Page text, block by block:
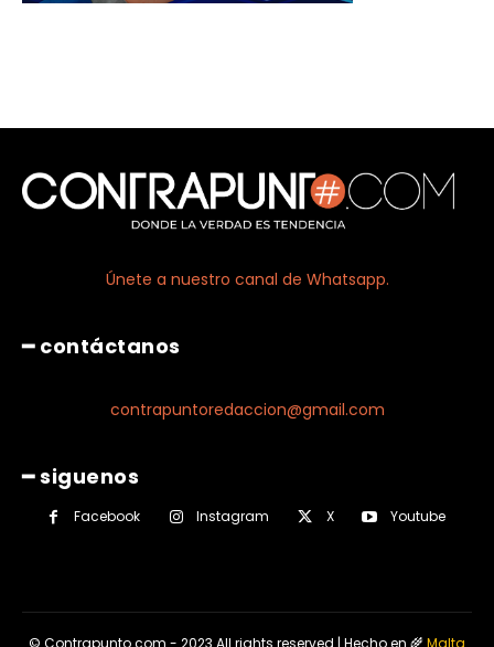
Únete a nuestro canal de Whatsapp.
━ contáctanos
contrapuntoredaccion@gmail.com
━ siguenos
Facebook Instagram X Youtube
© Contrapunto.com - 2023 All rights reserved | Hecho en 🌾Malta